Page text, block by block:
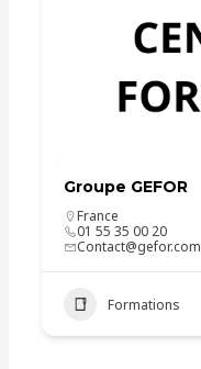
Groupe GEFOR
France
01 55 35 00 20
Contact@gefor.com
Formations